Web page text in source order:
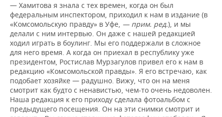
— Хамитова я знала с тех времен, когда он был
федеральным инспектором, приходил к нам в издание (в
«Комсомольскую правду» в Уфе, — прим. ред.), и мы
делали с ним интервью. Он даже с нашей редакцией
ходил играть в боулинг. Мы его поддержали в сложное
для него время. А когда он приехал в республику уже
президентом, Ростислав Мурзагулов привел его к нам в
редакцию «Комсомольской правды». Я его встречаю, как
подобает хозяйке — радушно. Вижу, что он на меня
смотрит как будто с ненавистью, чем-то очень недоволен.
Наша редакция к его приходу сделала фотоальбом с
предыдущего посещения. Он на эти снимки смотрит и